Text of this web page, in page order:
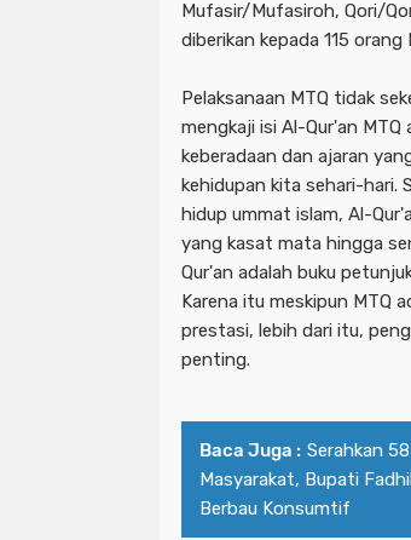
Mufasir/Mufasiroh, Qori/
diberikan kepada 115
Pelaksanaan MTQ tidak
mengkaji isi Al-Qur'an
keberadaan dan ajaran
kehidupan kita sehari-hari.
hidup ummat islam, Al-
yang kasat mata hingga
Qur'an adalah buku
Karena itu meskipun MTQ
prestasi, lebih dari itu,
penting.
Baca Juga : Serahkan
Masyarakat, Bupati
Berbau Konsumtif